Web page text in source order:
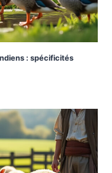
: spécificités